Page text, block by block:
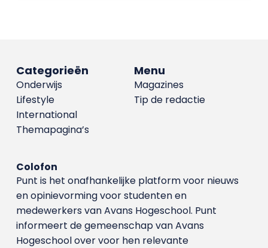
Menu
Magazines
Tip de redactie
Categorieën
Onderwijs
Lifestyle
International
Themapagina’s
Colofon
Punt is het onafhankelijke platform voor nieuws
en opinievorming voor studenten en
medewerkers van Avans Hoge­school. Punt
informeert de gemeenschap van Avans
Hogeschool over voor hen relevante